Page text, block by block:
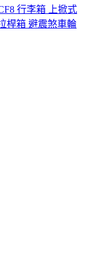
行李箱 上掀式
桿箱 避震煞車輪